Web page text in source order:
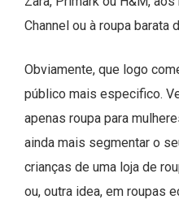
Channel ou à roupa barata
Obviamente, que logo
público mais especifico.
apenas roupa para
ainda mais segmentar o
crianças de uma loja de
ou, outra idea, em roupas